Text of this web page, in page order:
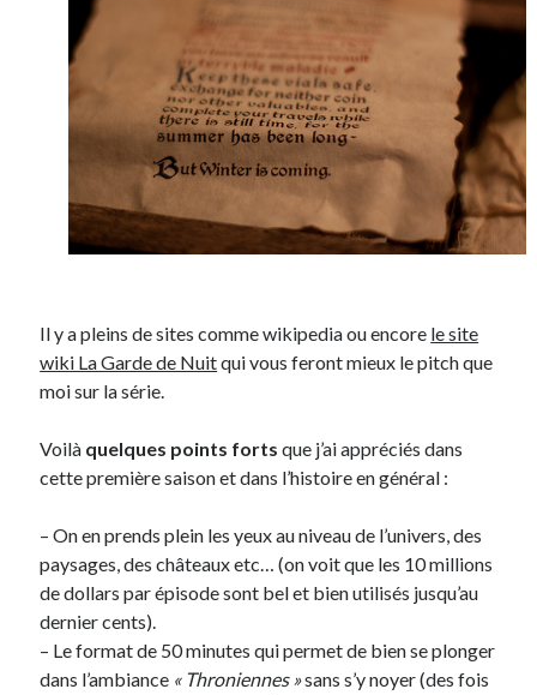
Il y a pleins de sites comme wikipedia ou encore le site
wiki La Garde de Nuitqui vous feront mieux le pitch que
moi sur la série.
Voilà quelques points fortsque j’ai appréciés dans
cette première saison et dans l’histoire en général :
– On en prends plein les yeux au niveau de l’univers, des
paysages, des châteaux etc… (on voit que les 10 millions
de dollars par épisode sont bel et bien utilisés jusqu’au
dernier cents).
– Le format de 50 minutes qui permet de bien se plonger
dans l’ambiance « Throniennes »sans s’y noyer (des fois